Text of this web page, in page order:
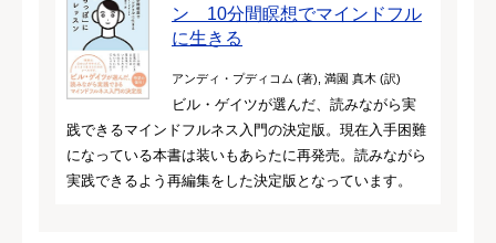
ン 10分間瞑想でマインドフル
に生きる
アンディ・プディコム (著), 満園 真木 (訳)
ビル・ゲイツが選んだ、読みながら実
践できるマインドフルネス入門の決定版。現在入手困難
になっている本書は装いもあらたに再発売。読みながら
実践できるよう再編集をした決定版となっています。